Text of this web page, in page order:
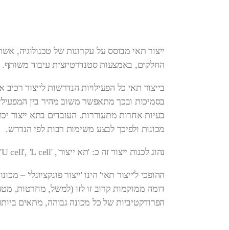
ייצור תאי מבוסס על עקרונות של טכנולוגיה,
החלקים, באמצעות סטנדרטיזצית עיבוד משותף.
בייצור תאי כל הפעילויות הנדרשות לייצור
בסמיכות ובכך מתאפשר משוב מהיר בין
בעיות אחרות מתעוררות. העובדים בתא ייצור
מכונות ולפיכך לבצע משימות רבות לפי הנדרש.
נהוג לכנות ייצור זה כ: 'תא ייצור', 'U cell', 'L cell' או 'cellular manufacturing'
ההופכי ל'ייצור תאי' הינו 'ייצור פונקציונלי' –
דומה ממוקמות קרוב זו לזו (למשל, מחרטות,
הפרודקטיביות של כל מכונה גבוהה, מתאים